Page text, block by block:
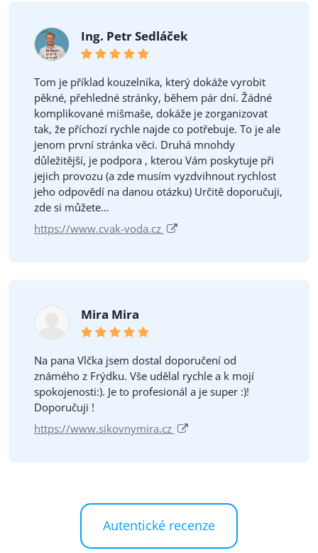
Ing. Petr Sedláček
Tom je příklad kouzelníka, který dokáže vyrobit
pěkné, přehledné stránky, během pár dní. Žádné
komplikované mišmaše, dokáže je zorganizovat
tak, že příchozí rychle najde co potřebuje. To je ale
jenom první stránka věci. Druhá mnohdy
důležitější, je podpora , kterou Vám poskytuje při
jejich provozu (a zde musím vyzdvihnout rychlost
jeho odpovědí na danou otázku) Určitě doporučuji,
zde si můžete…
https://www.cvak-voda.cz
Mira Mira
Na pana Vlčka jsem dostal doporučení od
známého z Frýdku. Vše udělal rychle a k mojí
spokojenosti:). Je to profesionál a je super :)!
Doporučuji !
https://www.sikovnymira.cz
Autentické recenze